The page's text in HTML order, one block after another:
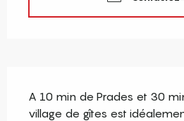
A 10 min de Prades et 30
village de gîtes est